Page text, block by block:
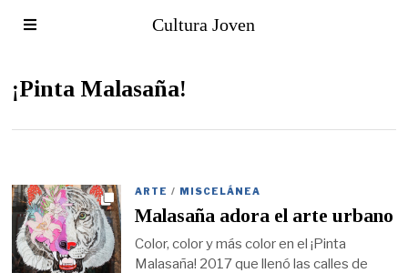
Cultura Joven
¡Pinta Malasaña!
ARTE / MISCELÁNEA
Malasaña adora el arte urbano
Color, color y más color en el ¡Pinta
Malasaña! 2017 que llenó las calles de